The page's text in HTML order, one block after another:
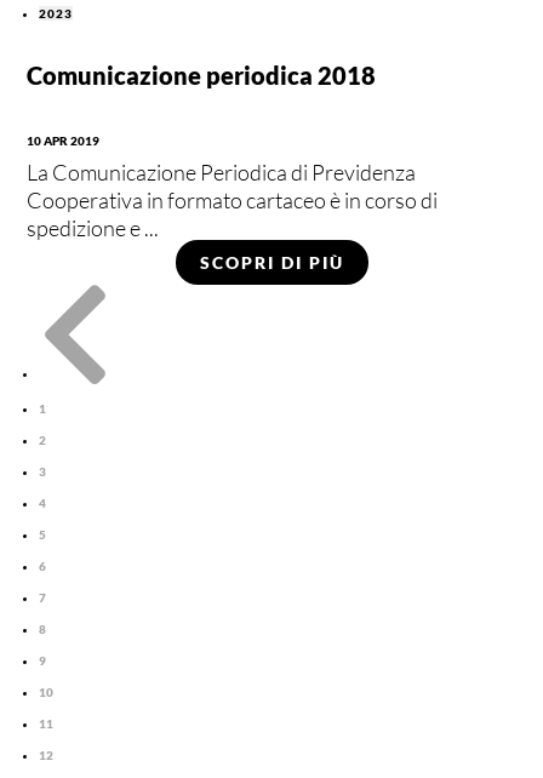
2023
Comunicazione periodica 2018
10 APR 2019
La Comunicazione Periodica di Previdenza
Cooperativa in formato cartaceo è in corso di
spedizione e ...
SCOPRI DI PIÙ

1
2
3
4
5
6
7
8
9
10
11
12